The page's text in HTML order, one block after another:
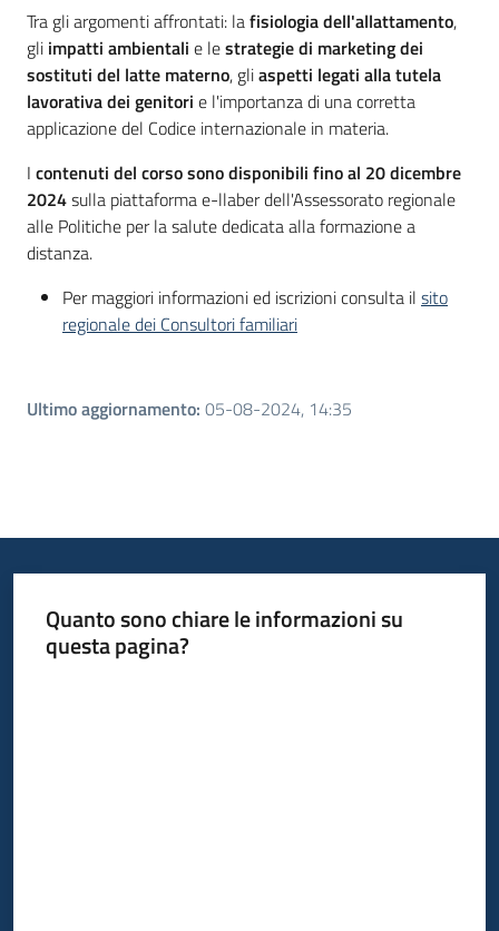
Tra gli argomenti affrontati: lafisiologia dell'allattamento,
gli impatti ambientali e lestrategie di marketing dei
sostituti del latte materno, gliaspetti legati alla tutela
lavorativa dei genitori e l'importanza di una corretta
applicazione del Codice internazionale in materia.
I contenuti del corso sono disponibili fino al 20 dicembre
2024sulla piattaforma e-llaber dell'Assessorato regionale
alle Politiche per la salute dedicata alla formazione a
distanza.
Per maggiori informazioni ed iscrizioni consulta il sito
regionale dei Consultori familiari
Ultimo aggiornamento: 05-08-2024, 14:35
Quanto sono chiare le informazioni su
questa pagina?